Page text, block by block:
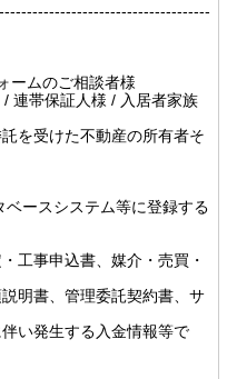
ームのご相談者様
/ 連帯保証人様 / 入居者家族
を受けた不動産の所有者そ
ースシステム等に登録する
工事申込書、媒介・売買・
明書、管理委託契約書、サ
い発生する入金情報等で